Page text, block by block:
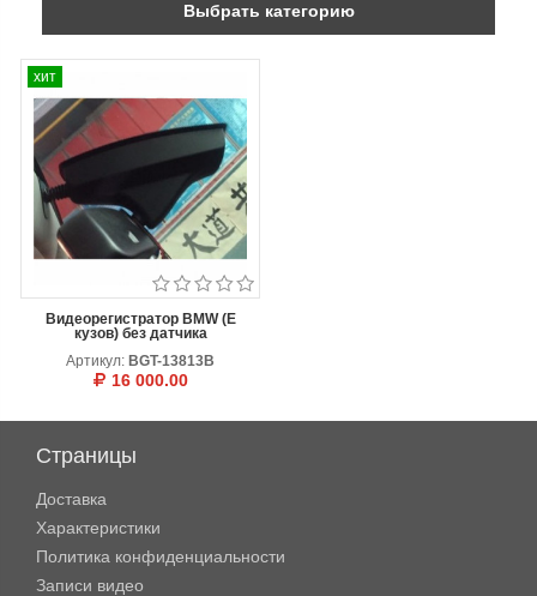
Выбрать категорию
хит
Видеорегистратор BMW (E
кузов) без датчика
Артикул: BGT-13813B
16 000.00
Страницы
Доставка
Характеристики
Политика конфиденциальности
Записи видео